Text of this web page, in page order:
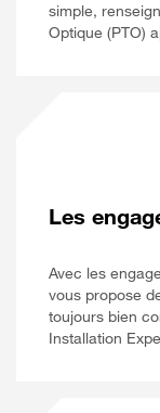
simple,
Optique (PTO)
Les
Avec les
vous propose
toujours bien
Installation